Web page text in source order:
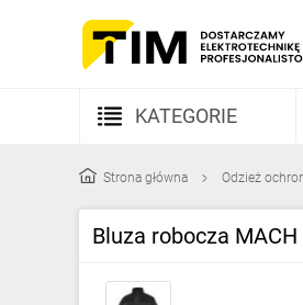
KATEGORIE
Kable i przewody
Elementy prowadzenia kabli
Strona główna Odzież
Bluza robocza